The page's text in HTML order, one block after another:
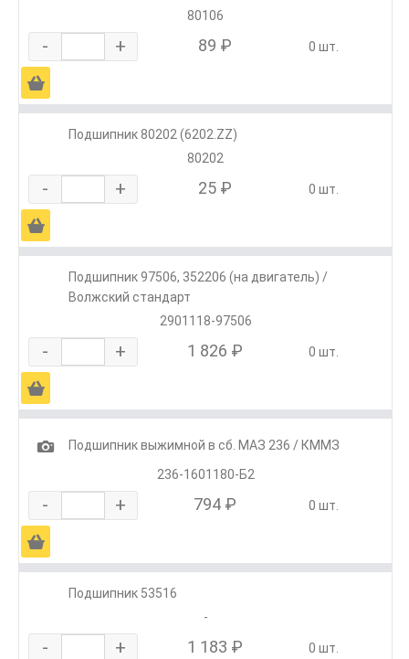
80106
- + 89 ₽ 0 шт.
Ä
Подшипник 80202 (6202.ZZ)
80202
- + 25 ₽ 0 шт.
Ä
Подшипник 97506, 352206 (на двигатель) /
Волжский стандарт
2901118-97506
- + 1 826 ₽ 0 шт.
Ä
1
Подшипник выжимной в сб. МАЗ 236 / КММЗ
236-1601180-Б2
- + 794 ₽ 0 шт.
Ä
Подшипник 53516
-
- + 1 183 ₽ 0 шт.